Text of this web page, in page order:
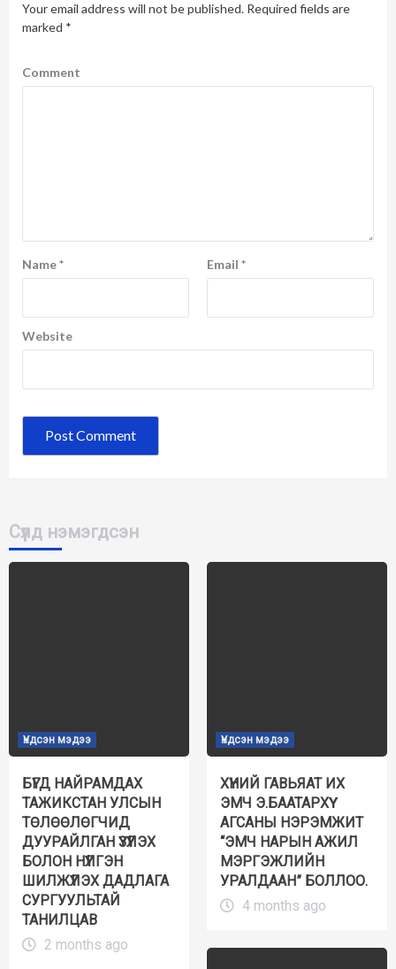
Your email address will not be published. Required fields are
marked *
Comment
Name* Email *
Website
Сүүлд нэмэгдсэн
Үндсэн мэдээ
БҮГД НАЙРАМДАХ
ТАЖИКСТАН УЛСЫН
ТӨЛӨӨЛӨГЧИД
ДУУРАЙЛГАН ҮЗҮҮЛЭХ
БОЛОН НҮҮЛГЭН
ШИЛЖҮҮЛЭХ ДАДЛАГА
СУРГУУЛЬТАЙ
ТАНИЛЦАВ
2 months ago
Үндсэн мэдээ
ХҮНИЙ ГАВЬЯАТ ИХ
ЭМЧ Э.БААТАРХҮҮ
АГСАНЫ НЭРЭМЖИТ
“ЭМЧ НАРЫН АЖИЛ
МЭРГЭЖЛИЙН
УРАЛДААН” БОЛЛОО.
4 months ago